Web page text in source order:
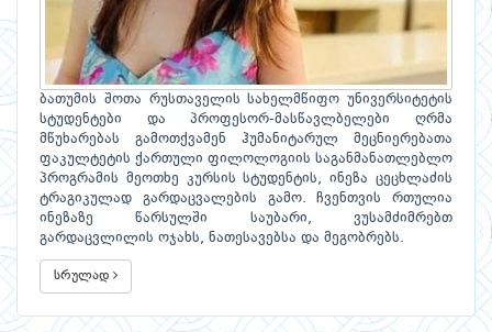
ბათუმის შოთა რუსთაველის სახელმწიფო უნივერსიტეტის
სტუდენტები და პროფესორ-მასწავლბელები ღრმა
მწუხარებას გამოთქვამენ ჰუმანიტარულ მეცნიერებათა
ფაკულტეტის ქართული ფილოლოგიის საგანმანათლებლო
პროგრამის მეოთხე კურსის სტუდენტის, ინეზა ცეცხლაძის
ტრაგიკულად გარდაცვალების გამო. ჩვენთვის რთულია
ინეზაზე წარსულში საუბარი, ვუსამძიმრებთ
გარდაცვლილის ოჯახს, ნათესავებსა და მეგობრებს.
სრულად